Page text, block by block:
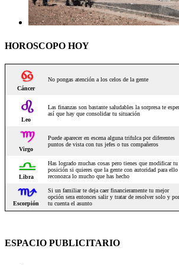
HOROSCOPO HOY
ESPACIO PUBLICITARIO